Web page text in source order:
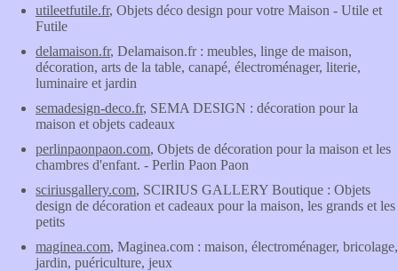
utileetfutile.fr, Objets déco design pour votre Maison - Utile et
Futile
delamaison.fr, Delamaison.fr : meubles, linge de maison,
décoration, arts de la table, canapé, électroménager, literie,
luminaire et jardin
semadesign-deco.fr, SEMA DESIGN : décoration pour la
maison et objets cadeaux
perlinpaonpaon.com, Objets de décoration pour la maison et les
chambres d'enfant. - Perlin Paon Paon
sciriusgallery.com, SCIRIUS GALLERY Boutique : Objets
design de décoration et cadeaux pour la maison, les grands et les
petits
maginea.com, Maginea.com : maison, électroménager, bricolage,
jardin, puériculture, jeux